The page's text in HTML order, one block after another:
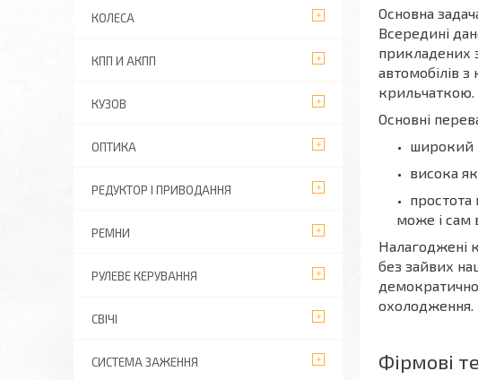
Основна
Всередині
прикладених
автомобілів
крильчаткою.
Основні
широкий
висока
простота
може і сам
Налагоджені
без зайвих
охолодження.
Фірмові
КОЛЕСА
КПП И АКПП
КУЗОВ
ОПТИКА
РЕДУКТОР І ПРИВОДАННЯ
РЕМНИ
РУЛЕВЕ КЕРУВАННЯ
СВІЧІ
СИСТЕМА ЗАЖЕННЯ